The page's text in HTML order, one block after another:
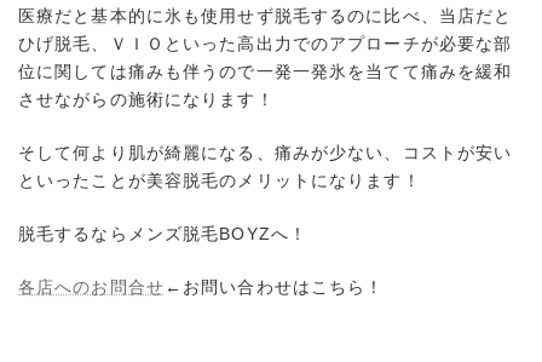
医療だと基本的に氷も使用せず脱毛するのに比べ、当店だと
ひげ脱毛、ＶＩＯといった高出力でのアプローチが必要な部
位に関しては痛みも伴うので一発一発氷を当てて痛みを緩和
させながらの施術になります！
そして何より肌が綺麗になる、痛みが少ない、コストが安い
といったことが美容脱毛のメリットになります！
脱毛するならメンズ脱毛BOYZへ！
各店へのお問合せ ←お問い合わせはこちら！